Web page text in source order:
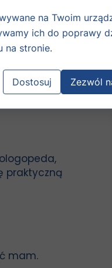
praktyczną
mam.
na Twoim
ich do poprawy
na stronie.
Dostosuj Zezwól